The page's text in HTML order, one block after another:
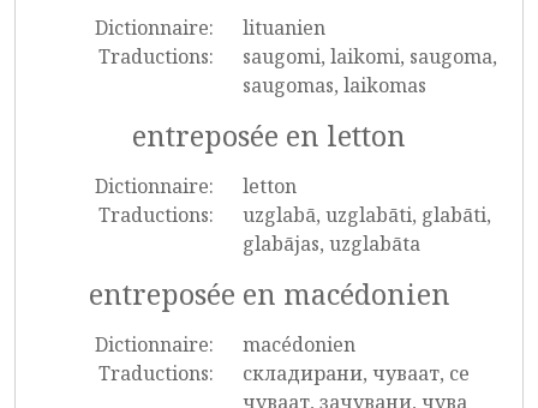
Dictionnaire:
lituanien
Traductions:
saugomi, laikomi, saugoma,
saugomas, laikomas
entreposée en letton
Dictionnaire:
letton
Traductions:
uzglabā, uzglabāti, glabāti,
glabājas, uzglabāta
entreposée en macédonien
Dictionnaire:
macédonien
Traductions:
складирани, чуваат, се
чуваат, зачувани, чува